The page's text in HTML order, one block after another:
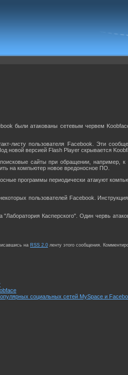
были атакованы сетевым червем
листу пользователя Facebook. Эти
новой версией Flash Player скрывается
сайты при обращении, например,
на компьютер новое вредоносное ПО.
программы периодически атакуют
пользователей Facebook.
Касперского". Один червь
на RSS 2.0 ленту этого сообщения.
социальных сетей MySpace и